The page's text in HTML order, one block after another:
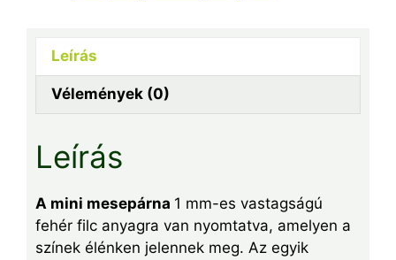
Leírás
Vélemények (0)
Leírás
A mini mesepárna 1 mm-es vastagságú
fehér filc anyagra van nyomtatva, amelyen a
színek élénken jelennek meg. Az egyik